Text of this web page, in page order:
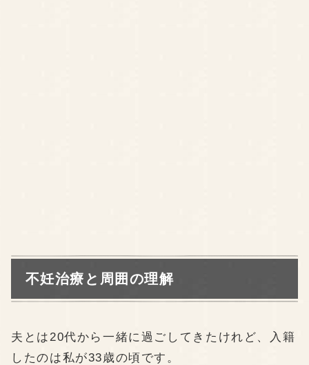
不妊治療と周囲の理解
夫とは20代から一緒に過ごしてきたけれど、入籍
したのは私が33歳の頃です。